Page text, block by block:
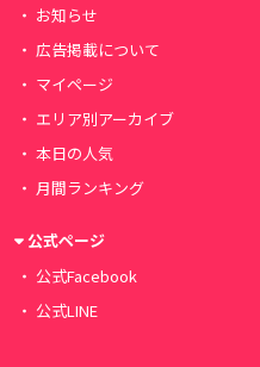
お知らせ
広告掲載について
マイページ
エリア別アーカイブ
本日の人気
月間ランキング
公式ページ
公式Facebook
公式LINE